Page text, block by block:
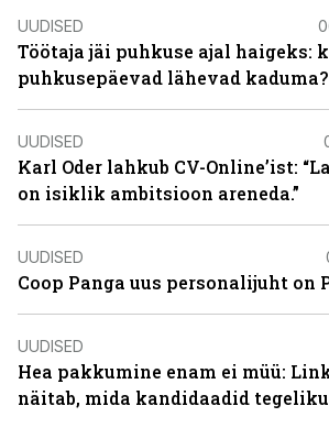
UUDISED
Töötaja jäi puhkuse ajal haigeks:
puhkusepäevad lähevad kaduma?
UUDISED
Karl Oder lahkub CV-Online’ist:
on isiklik ambitsioon areneda.”
UUDISED
Coop Panga uus personalijuht on
UUDISED
Hea pakkumine enam ei müü:
näitab, mida kandidaadid